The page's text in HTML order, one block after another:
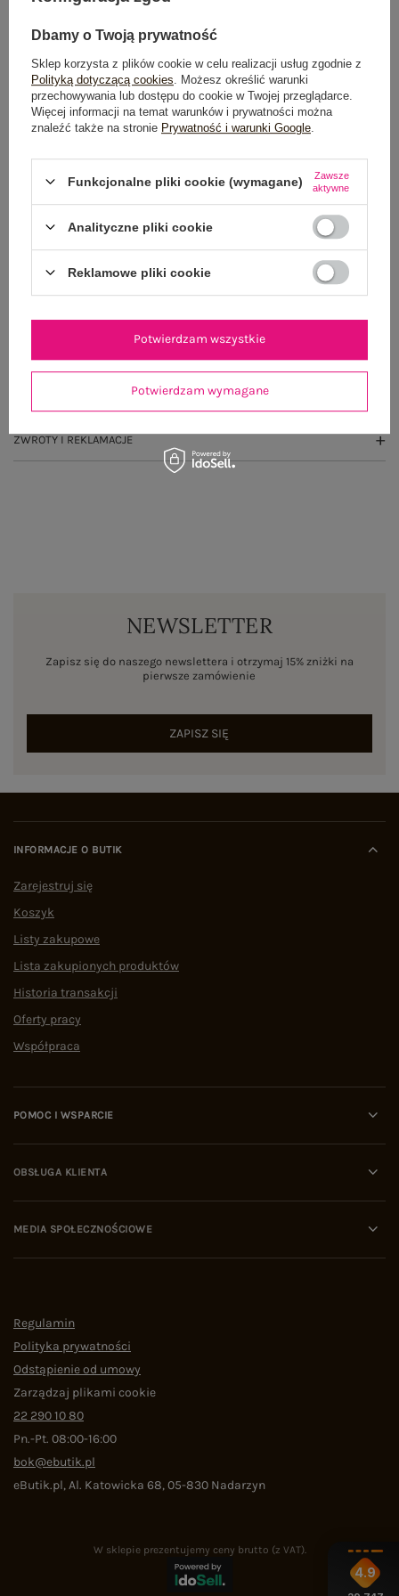
Dostawaod 7,99 zł
Do darmowej dostawy brakuje 200,00 zł
Wysyłka wponiedziałek
100 dni na zwrot
OPIS PRODUKTU
ZWROTY I REKLAMACJE
NEWSLETTER
Zapisz się do naszego newslettera i otrzymaj 15% zniżki na
pierwsze zamówienie
ZAPISZ SIĘ
INFORMACJE O BUTIK
Zarejestruj się
Koszyk
Listy zakupowe
Lista zakupionych produktów
Historia transakcji
Oferty pracy
Współpraca
POMOC I WSPARCIE
OBSŁUGA KLIENTA
MEDIA SPOŁECZNOŚCIOWE
Regulamin
Polityka prywatności
Odstąpienie od umowy
Zarządzaj plikami cookie
22 290 10 80
Pn.-Pt. 08:00-16:00
bok@ebutik.pl
eButik.pl,Al. Katowicka 68,05-830 Nadarzyn
W sklepie prezentujemy ceny brutto (z VAT).
4.9
Dbamy o Twoją prywatność
Sklep korzysta z plików cookie w celu realizacji usług zgodnie z
Polityką dotyczącą cookies . Możesz określić warunki
przechowywania lub dostępu do cookie w Twojej przeglądarce.
Więcej informacji na temat warunków i prywatności można
znaleźć także na stronie Prywatność i warunki Google
Funkcjonalne pliki cookie (wymagane)
Zawsze
aktywne
Analityczne pliki cookie
Reklamowe pliki cookie
Potwierdzam wymagane
Potwierdzam wszystkie